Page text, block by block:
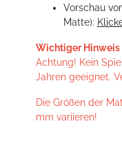
Vorschau
Matte):
Wichtiger Hinweis
Achtung! Kein
Jahren geeignet.
Die Größen der
mm variieren!